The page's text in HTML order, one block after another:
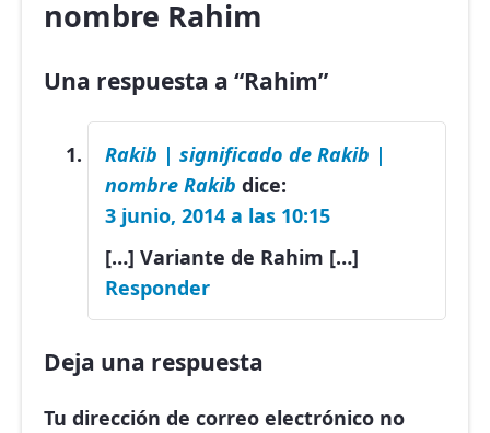
nombre Rahim
Una respuesta a “Rahim”
Rakib | significado de Rakib |
nombre Rakib dice:
3 junio, 2014 a las 10:15
[…] Variante de Rahim […]
Responder
Deja una respuesta
Tu dirección de correo electrónico no